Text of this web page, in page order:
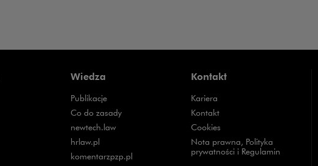
Wiedza
Publikacje
Co do zasadyUwaga, link zostanie otwarty w nowym oknie
newtech.lawUwaga, link zostanie otwarty w nowym oknie
hrlaw.plUwaga, link zostanie otwarty w nowym oknie
komentarzpzp.plUwaga, link zostanie otwarty w nowym oknie
Kontakt
Kariera
Kontakt
Cookies
Nota prawna, Polityka
prywatności i Regulamin